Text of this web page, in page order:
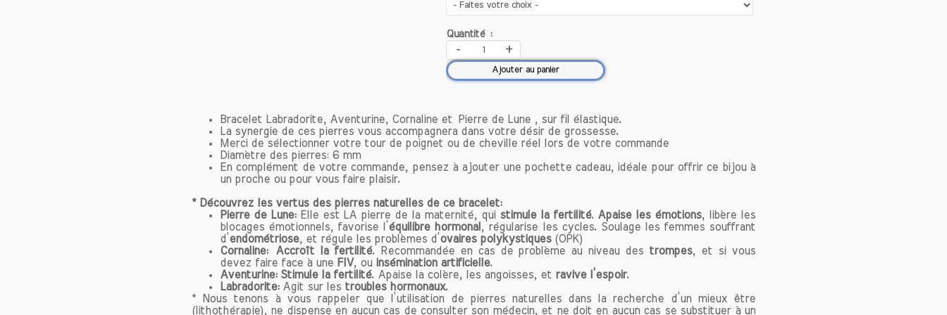
propres significations et vertus en lithothérapie.
Les Bienfaits de la Pierre d'Aventurine
L'aventurine est reconnue pour ses multiples bienfaits sur le corps
et l'esprit. Voici un aperçu des propriétés les plus notables de cette
1. Soulagement des Problèmes de Peau
L'aventurine est souvent utilisée pour traiter divers problèmes de
peau, tels que l'eczéma et les irritations cutanées. En appliquant une
pierre d'aventurine sur les zones affectées ou en portant des bijoux
en aventurine, vous pourrez constater une amélioration significative
et à favoriser la régénération cellulaire, ce qui en fait un excellent
choix pour ceux qui luttent contre des problèmes cutanés.
2. Apaisement des Émotions
Dans notre vie moderne, le stress et l'anxiété sont omniprésents.
L'aventurine se distingue par ses propriétés apaisantes. Elle aide à
calmer les colères, les angoisses et l'irritabilité. En méditant avec
Quantité :
- +
Ajouter au panier
Bracelet Labradorite, Aventurine, Cornaline et Pierre de Lune , sur fil élastique.
La synergie de ces pierres vous accompagnera dans votre désir de grossesse.
Merci de sélectionner votre tour de poignet ou de cheville réel lors de votre commande
Diamètre des pierres: 6 mm
En complément de votre commande, pensez à ajouter une pochette cadeau, idéale pour offrir ce bijou à
un proche ou pour vous faire plaisir.
* Découvrez les vertus des pierres naturelles de ce bracelet:
Pierre de Lune: Elle est LA pierre de la maternité, qui stimule la fertilité. Apaise les émotions, libère les
blocages émotionnels, favorise l’ équilibre hormonal , régularise les cycles. Soulage les femmes souffrant
d’ endométriose, et régule les problèmes d’ ovaires polykystiques(OPK)
Cornaline: Accroît la fertilité. Recommandée en cas de problème au niveau des trompes, et si vous
devez faire face à une FIV, ou insémination artificielle.
Aventurine: Stimule la fertilité. Apaise la colère, les angoisses, et ravive l’espoir.
Labradorite:Agit sur les troubles hormonaux.
* Nous tenons à vous rappeler que l’utilisation de pierres naturelles dans la recherche d’un mieux être
(lithothérapie), ne dispense en aucun cas de consulter son médecin, et ne doit en aucun cas se substituer à un